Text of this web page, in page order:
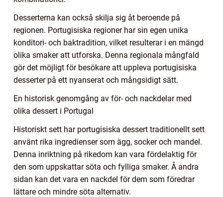
Desserterna kan också skilja sig åt beroende på
regionen. Portugisiska regioner har sin egen unika
konditori- och baktradition, vilket resulterar i en mängd
olika smaker att utforska. Denna regionala mångfald
gör det möjligt för besökare att uppleva portugisiska
desserter på ett nyanserat och mångsidigt sätt.
En historisk genomgång av för- och nackdelar med
olika dessert i Portugal
Historiskt sett har portugisiska dessert traditionellt sett
använt rika ingredienser som ägg, socker och mandel.
Denna inriktning på rikedom kan vara fördelaktig för
den som uppskattar söta och fylliga smaker. Å andra
sidan kan det vara en nackdel för dem som föredrar
lättare och mindre söta alternativ.